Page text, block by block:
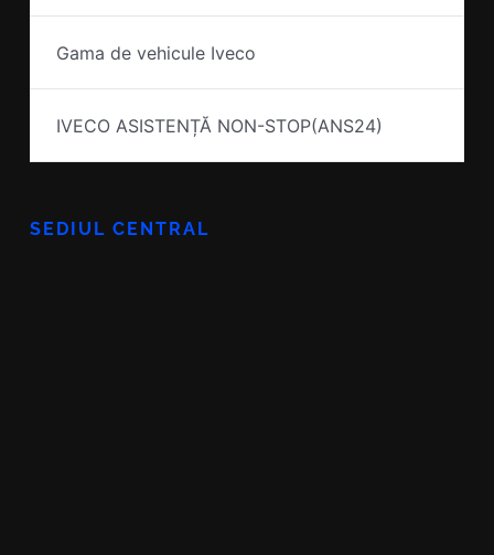
Gama de vehicule Iveco
IVECO ASISTENȚĂ NON-STOP(ANS24)
SEDIUL CENTRAL